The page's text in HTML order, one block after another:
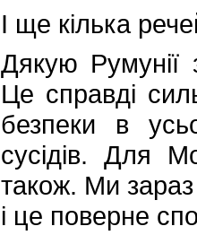
І ще кілька
Дякую Румунії
Це справді
безпеки в
сусідів. Для
також. Ми зараз
і це поверне